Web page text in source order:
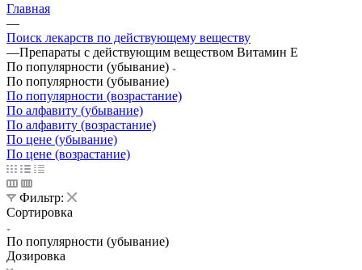
Главная
—
Поиск лекарств по действующему веществу
—Препараты с действующим веществом Витамин Е
По популярности (убывание)
По популярности (убывание)
По популярности (возрастание)
По алфавиту (убывание)
По алфавиту (возрастание)
По цене (убывание)
По цене (возрастание)
Фильтр:
Сортировка
По популярности (убывание)
Дозировка